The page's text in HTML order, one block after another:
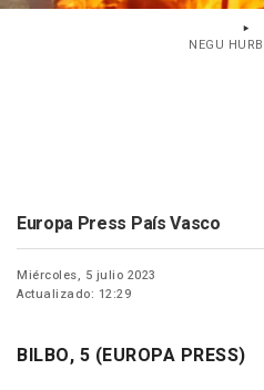
NEGU
Europa Press País Vasco
Miércoles, 5 julio 2023
Actualizado: 12:29
BILBO, 5 (EUROPA PRESS)